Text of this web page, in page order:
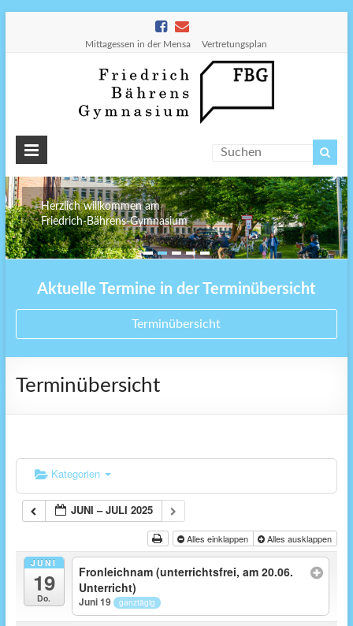
Mittagessen in der Mensa Vertretungsplan
Herzlich willkommen am
Friedrich-Bährens-Gymnasium
Aktuelle Termine in der Terminübersicht
Terminübersicht
Terminübersicht
Kategorien
JUNI – JULI 2025
Alles einklappen Alles ausklappen
JUNI
19
Do.
Fronleichnam (unterrichtsfrei, am 20.06.
Unterricht)
Juni 19 ganztägig